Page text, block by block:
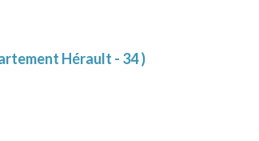
Hérault - 34 )